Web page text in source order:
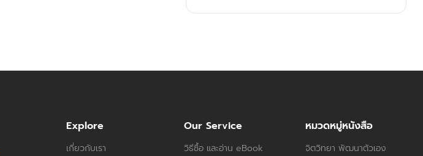
Explore
เกี่ยวกับเรา
Our Service
วิธีซื้อ และอ่าน eBook
หมวดหมู่หนังสือ
จิตวิทยา พัฒนาตัวเอง